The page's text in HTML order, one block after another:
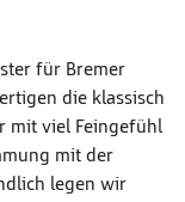
für Bremer
die klassisch
mit viel Feingefühl
mit der
legen wir